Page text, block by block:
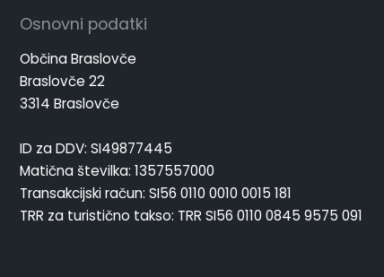
Osnovni podatki
Občina Braslovče
Braslovče 22
3314 Braslovče
ID za DDV: SI49877445
Matična številka: 1357557000
Transakcijski račun: SI56 0110 0010 0015 181
TRR za turistično takso: TRR SI56 0110 0845 9575 091